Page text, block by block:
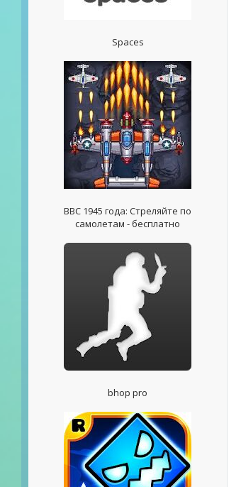
Spaces
ВВС 1945 года: Стреляйте по
самолетам - бесплатно
bhop pro